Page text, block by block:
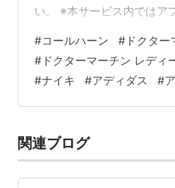
い。 ※本サービス内ではア
対応ショップを即日発送の
でまとめました。気になる
と、詳しい紹介にジャンプ
横スクロールで表示できま
業日以内に発送…
#コールハーン # ドクター
# ドクターマーチン レディ
#ナイキ #アディダス #
関連ブログ